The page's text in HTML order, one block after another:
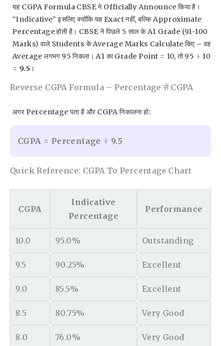
यह CGPA Formula CBSE ने Officially Announce किया है।
“Indicative” इसलिए क्योंकि यह Exact नहीं, बल्कि Approximate
Percentage होती है। CBSE ने पिछले 5 साल के A1 Grade (91-100
Marks) वाले Students के Average Marks Calculate किए – वह
Average लगभग 95 निकला। A1 का Grade Point = 10, तो 95 ÷ 10
= 9.5 ।
Reverse CGPA Formula – Percentage से CGPA
अगर Percentage पता है और CGPA निकालना हो:
CGPA = Percentage ÷ 9.5
Quick Reference: CGPA To Percentage Chart
CGPA
Indicative
Percentage
Performance
10.0 95.0% Outstanding
9.5 90.25% Excellent
9.0 85.5% Excellent
8.5 80.75% Very Good
8.0 76.0% Very Good